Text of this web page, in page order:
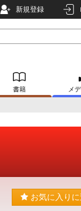
新規登録
書籍 メ
お気に入り